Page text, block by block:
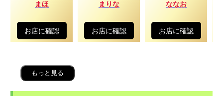
まほ
お店に確認
まりな
お店に確認
ななお
お店に確認
もっと見る